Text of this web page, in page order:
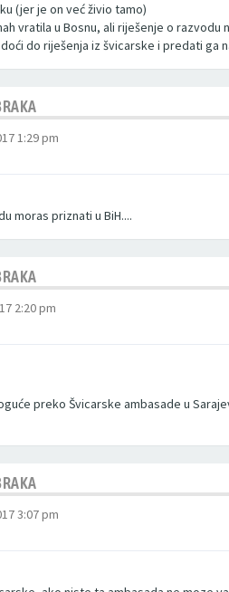
(jer je on već živio tamo)
vratila u Bosnu, ali riješenje o
do riješenja iz švicarske i predati ga
1:29 pm
moras priznati u BiH....
2:20 pm
preko Švicarske ambasade u
3:07 pm